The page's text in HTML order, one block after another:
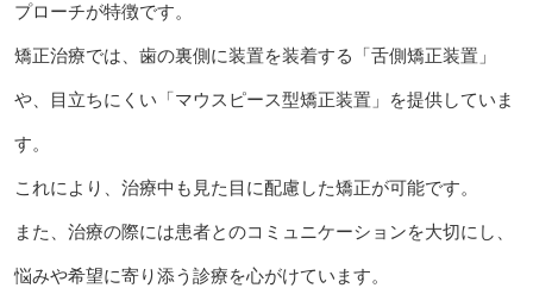
プローチが特徴です。
矯正治療では、歯の裏側に装置を装着する「舌側矯正装置」
や、目立ちにくい「マウスピース型矯正装置」を提供していま
す。
これにより、治療中も見た目に配慮した矯正が可能です。
また、治療の際には患者とのコミュニケーションを大切にし、
悩みや希望に寄り添う診療を心がけています。